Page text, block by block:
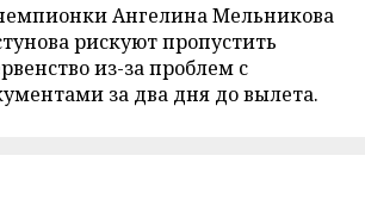
Ангелина Мельникова
рискуют пропустить
из-за проблем с
за два дня до вылета.